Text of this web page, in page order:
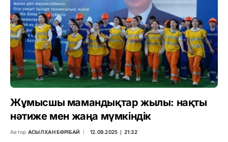
Жұмысшы мамандықтар жылы: нақты
нәтиже мен жаңа мүмкіндік
Автор АСЫЛХАН БӨРІБАЙ 12.09.2025 ∣ 21:32